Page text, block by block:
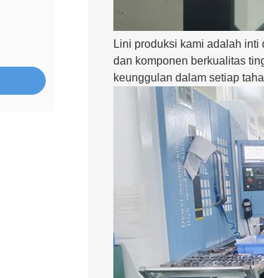
Lini produksi kami adalah
dan komponen berkualitas
keunggulan dalam setiap